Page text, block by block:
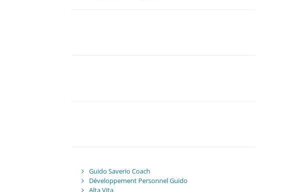
Guido Saverio Coach
Développement Personnel Guido
Alta Vita